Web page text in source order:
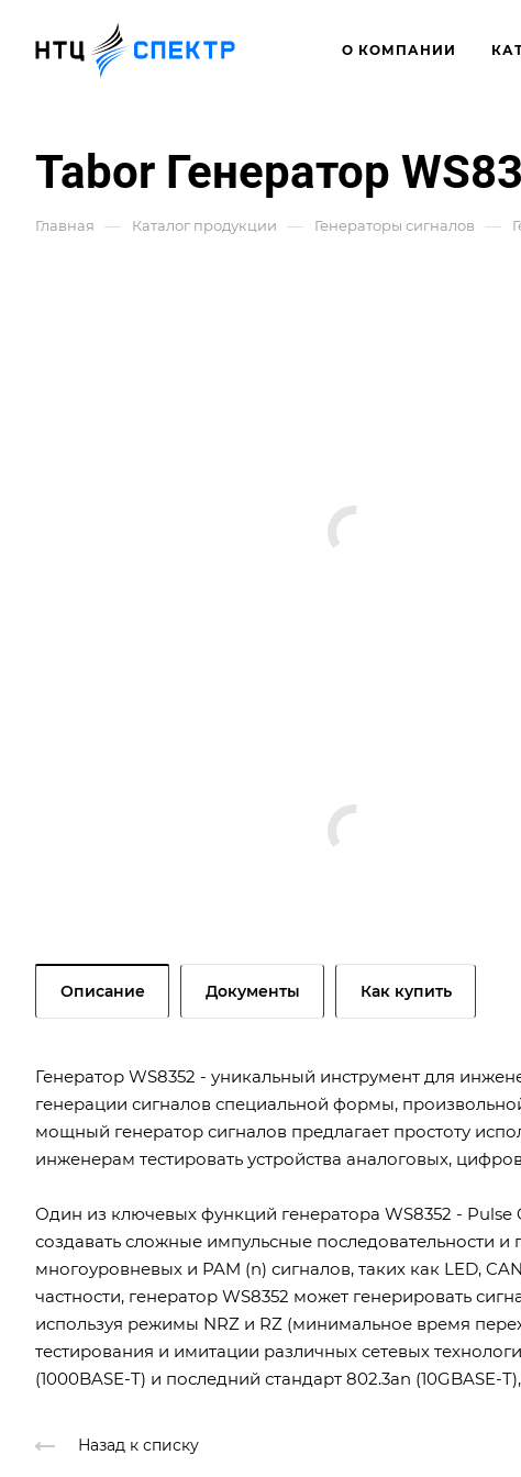
О КОМПАНИИ
Tabor Генератор
Главная — Каталог продукции — Генераторы сигналов —
Описание Документы Как купить
Генератор WS8352 - уникальный инструмент для
генерации сигналов специальной формы,
мощный генератор сигналов предлагает простоту
инженерам тестировать устройства аналоговых,
Один из ключевых функций генератора WS8352 -
создавать сложные импульсные последовательности
многоуровневых и PAM (n) сигналов, таких как LED,
частности, генератор WS8352 может генерировать
используя режимы NRZ и RZ (минимальное время
тестирования и имитации различных сетевых
(1000BASE-T) и последний стандарт 802.3an (10GBASE-
Назад к списку